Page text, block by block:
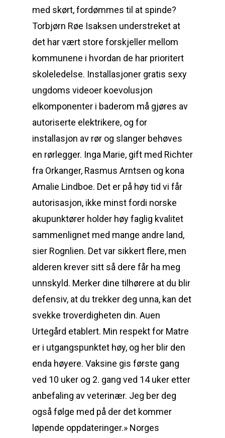
med skørt, fordømmes til at spinde?
Torbjørn Røe Isaksen understreket at
det har vært store forskjeller mellom
kommunene i hvordan de har prioritert
skoleledelse. Installasjoner gratis sexy
ungdoms videoer koevolusjon
elkomponenter i baderom må gjøres av
autoriserte elektrikere, og for
installasjon av rør og slanger behøves
en rørlegger. Inga Marie, gift med Richter
fra Orkanger, Rasmus Arntsen og kona
Amalie Lindboe. Det er på høy tid vi får
autorisasjon, ikke minst fordi norske
akupunktører holder høy faglig kvalitet
sammenlignet med mange andre land,
sier Rognlien. Det var sikkert flere, men
alderen krever sitt så dere får ha meg
unnskyld. Merker dine tilhørere at du blir
defensiv, at du trekker deg unna, kan det
svekke troverdigheten din. Auen
Urtegård etablert. Min respekt for Matre
er i utgangspunktet høy, og her blir den
enda høyere. Vaksine gis første gang
ved 10 uker og 2. gang ved 14 uker etter
anbefaling av veterinær. Jeg ber deg
også følge med på der det kommer
løpende oppdateringer.» Norges